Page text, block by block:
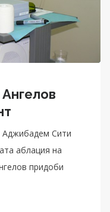
Аджибадем Сити
аблация на
придоби